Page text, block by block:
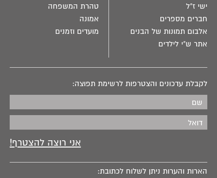
ישי ז"ל
חברים מספרים
אלבום תמונות של הבנים
אתר ש"י לילדים
טהרת המשפחה
אמונה
מועדים וזמנים
לקבלת עדכונים והצטרפות לרשימת תפוצה:
הארות והערות ניתן לשלוח לכתובת: